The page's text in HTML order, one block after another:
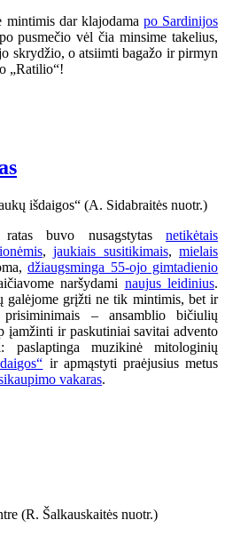
dar klajodama po Sardinijos
pusmečio vėl čia minsime takelius,
skrydžio, o atsiimti bagažo ir pirmyn
„Ratilio“!
ratas buvo nusagstytas netikėtais
,jaukiais susitikimais,mielais
džiaugsminga 55-ojo gimtadienio
naršydami naujus leidinius.
galėjome grįžti ne tik mintimis, bet ir
prisiminimais – ansamblio bičiulių
įamžinti ir paskutiniai savitai advento
paslaptinga muzikinė mitologinių
ir apmąstyti praėjusius metus
vakaras.